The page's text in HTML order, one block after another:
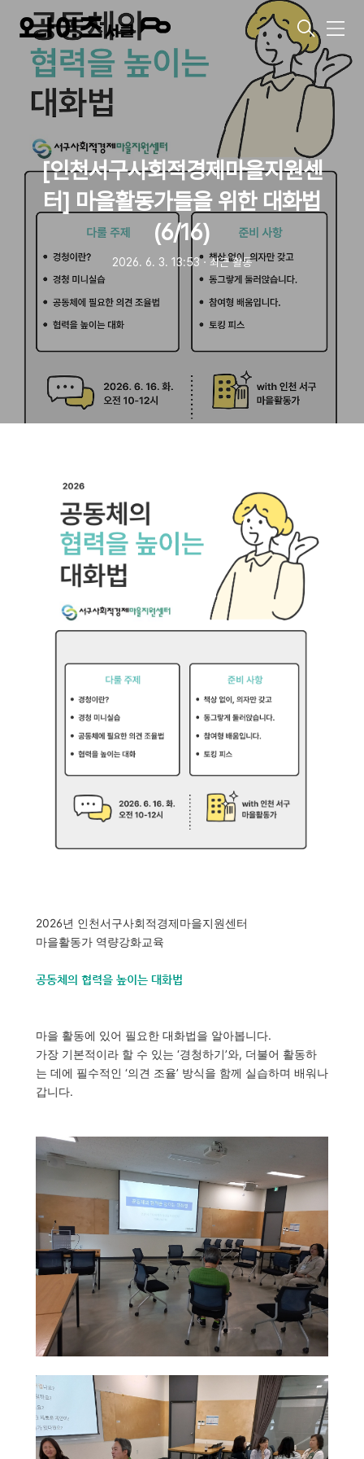
메
[인천서구사회적경제마을지원센
터] 마을활동가들을 위한 대화법
(6/16)
2026. 6. 3. 13:53ㆍ 최근 활동
2026년 인천서구사회적경제마을지원센터
마을활동가 역량강화교육
공동체의 협력을 높이는 대화법
마을 활동에 있어 필요한 대화법을 알아봅니다.
가장 기본적이라 할 수 있는 ‘경청하기’와, 더불어 활동하
는 데에 필수적인 ‘의견 조율’ 방식을 함께 실습하며 배워나
갑니다.